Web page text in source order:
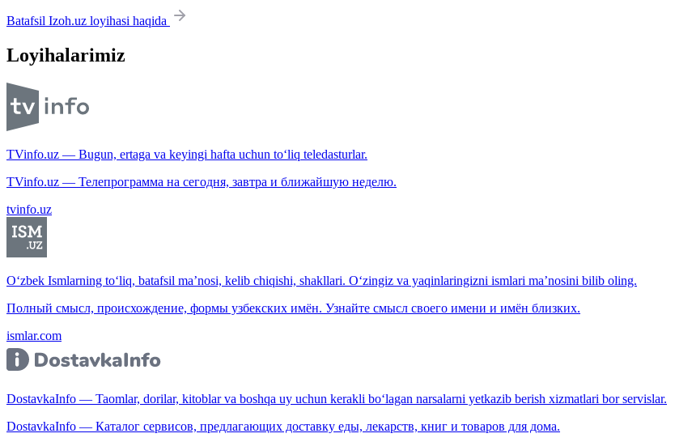
Batafsil Izoh.uz loyihasi haqida
Loyihalarimiz
TVinfo.uz — Bugun, ertaga va keyingi hafta uchun to‘liq teledasturlar.
TVinfo.uz — Телепрограмма на сегодня, завтра и ближайшую неделю.
tvinfo.uz
O‘zbek Ismlarning to‘liq, batafsil ma’nosi, kelib chiqishi, shakllari. O‘zingiz va yaqinlaringizni ismlari ma’nosini bilib oling.
Полный смысл, происхождение, формы узбекских имён. Узнайте смысл своего имени и имён близких.
ismlar.com
DostavkaInfo — Taomlar, dorilar, kitoblar va boshqa uy uchun kerakli bo‘lagan narsalarni yetkazib berish xizmatlari bor servislar.
DostavkaInfo — Каталог сервисов, предлагающих доставку еды, лекарств, книг и товаров для дома.